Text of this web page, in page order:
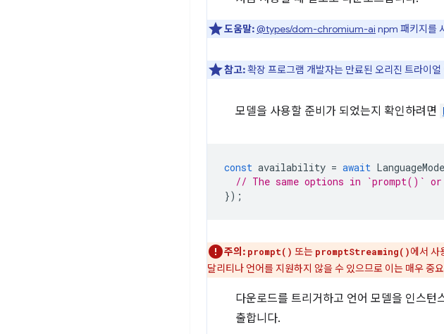
도움말:@types/dom-chromium-ai npm 패키지를
참고:확장 프로그램 개발자는 만료된 오리진 트라이얼
모델을 사용할 준비가 되었는지 확인하려면
const availability = await
// The same options in `prompt()` or
});
주의: prompt() 또는 promptStreaming()에서 사
달리티나 언어를 지원하지 않을 수 있으므로 이는 매우 중
다운로드를 트리거하고 언어 모델을 인스턴
출합니다.